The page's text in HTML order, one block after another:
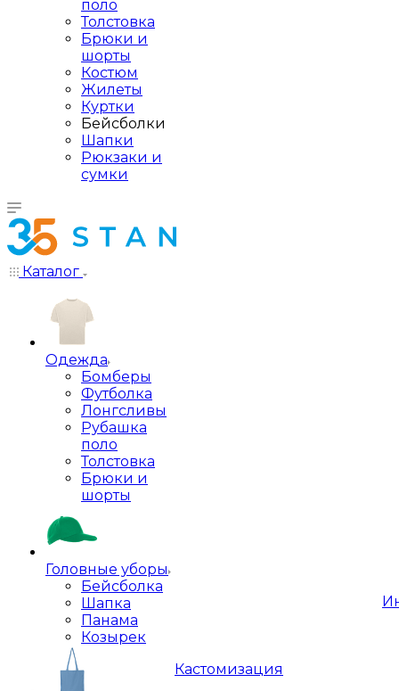
поло
Толстовка
Брюки и
шорты
Костюм
Жилеты
Куртки
Бейсболки
Шапки
Рюкзаки и
сумки
Каталог
Одежда
Бомберы
Футболка
Лонгсливы
Рубашка
поло
Толстовка
Брюки и
шорты
Головные уборы
Бейсболка
Шапка
Панама
Козырек
Кастомизация